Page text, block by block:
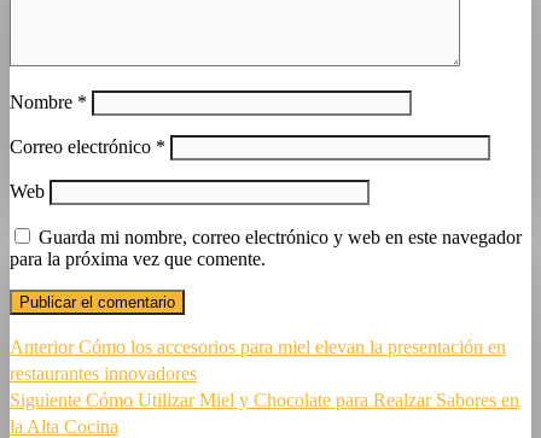
Nombre *
Correo electrónico *
Web
Guarda mi nombre, correo electrónico y web en este navegador
para la próxima vez que comente.
Navegación
de
entradas
Anterior Entrada
anterior:
Cómo los accesorios para miel elevan la presentación en
restaurantes innovadores
Siguiente Siguiente
entrada:
Cómo Utilizar Miel y Chocolate para Realzar Sabores en
la Alta Cocina